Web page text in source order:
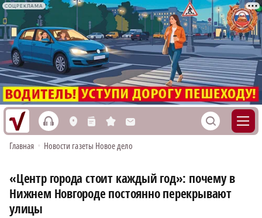
СОЦРЕКЛАМА
h L n s M S
Главная • Новости газеты Новое дело
«Центр города стоит каждый год»: почему в
Нижнем Новгороде постоянно перекрывают
улицы